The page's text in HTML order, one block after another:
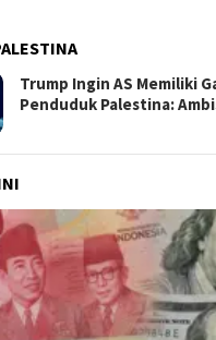
Trump Ingin AS Memiliki
Penduduk Palestina: